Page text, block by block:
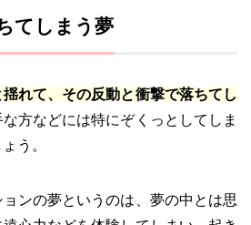
てしまう夢
揺れて、その反動と衝撃で落ちてし
方などには特にぞくっとしてしま
う。
ンの夢というのは、夢の中とは思